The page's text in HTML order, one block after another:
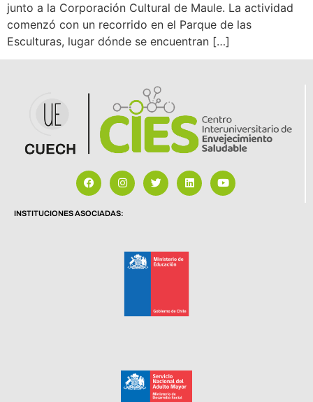
junto a la Corporación Cultural de Maule. La actividad
comenzó con un recorrido en el Parque de las
Esculturas, lugar dónde se encuentran […]
INSTITUCIONES ASOCIADAS: